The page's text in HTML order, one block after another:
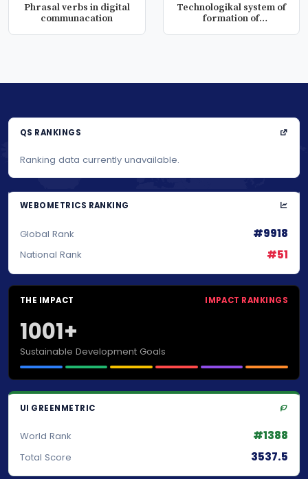
Phrasal verbs in digital
communacation
Technologikal system of
formation of
QS RANKINGS
Ranking data currently unavailable.
WEBOMETRICS RANKING
Global Rank #9918
National Rank #51
THE IMPACT IMPACT RANKINGS
1001+
Sustainable Development Goals
UI GREENMETRIC
World Rank #1388
Total Score 3537.5